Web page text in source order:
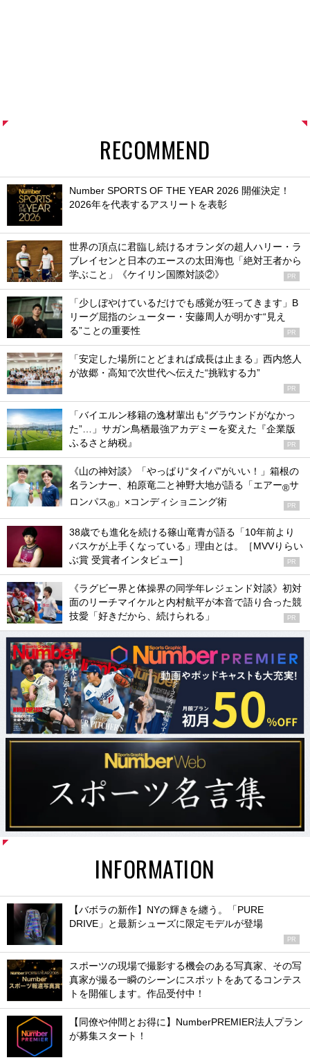
RECOMMEND
Number SPORTS OF THE YEAR 2026 開催決定！
2026年を代表するアスリートを表彰
世界の頂点に君臨し続けるオランダの超人ハリー・ラ
ブレイセンと日本のエースの太田海也「絶対王者から
学ぶこと」《ケイリン国際対談②》
PR
「少しぼやけているだけでも感覚が狂ってきます」B
リーグ屈指のシューター・安藤周人が明かす“見え
る”ことの重要性
PR
「安定した場所にとどまれば成長は止まる」西内悠人
が故郷・高知で次世代へ伝えた“挑戦する力”
PR
「バイエルン移籍の逸材輩出も“グラウンドがなかっ
た”…」サガン鳥栖最強アカデミーを変えた『企業版
ふるさと納税』
PR
《山の神対談》「やっぱり“タイパ”がいい！」箱根の
名ランナー、柏原竜二と神野大地が語る「エアー®サ
ロンパス® 」×コンディショニング術 PR
38歳でも進化を続ける篠山竜青が語る「10年前より
バスケが上手くなっている」理由とは。［MVVりらい
ぶ賞 受賞者インタビュー］
PR
《ラグビー界と体操界の同学年レジェンド対談》初対
面のリーチマイケルと内村航平が本音で語り合った競
技愛「好きだから、続けられる」
PR
INFORMATION
【バボラの新作】NYの輝きを纏う。「PURE
DRIVE」と最新シューズに限定モデルが登場
PR
スポーツの現場で撮影する機会のある写真家、その写
真家が撮る一瞬のシーンにスポットをあてるコンテス
トを開催します。作品受付中！
【同僚や仲間とお得に】NumberPREMIER法人プラン
が募集スタート！